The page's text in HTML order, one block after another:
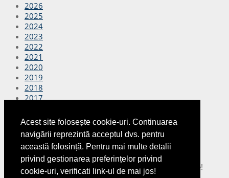
Acest site folosește cookie-uri. Continuarea
navigării reprezintă acceptul dvs. pentru
această folosință. Pentru mai multe detalii
privind gestionarea preferințelor privind
cookie-uri, verificati link-ul de mai jos!
2026
2025
2024
2023
2022
2021
2020
2019
2018
2017
2015
2014
2013
2012
Copyright © 2026Finante AziToate drepturile rezervate!